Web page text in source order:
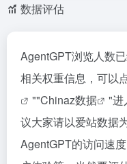
数据评估
AgentGPT浏览人数
相关权重信息，可以
""Chinaz数据
"进
议大家请以爱站数据
AgentGPT的访问速